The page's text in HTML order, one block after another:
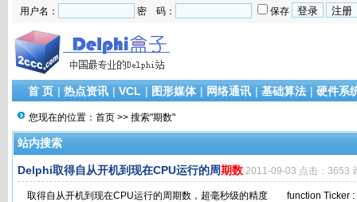
用户名： 密 码： 保存
首 页 | 热点资讯 | VCL | 图形媒体 | 网络通讯 | 基础算法 | 硬件系
您现在的位置： 首页 >> 搜索"期数"
站内搜索
Delphi取得自从开机到现在CPU运行的周期数 2011-09-03 点击：3653
取得自从开机到现在CPU运行的周期数，超毫秒级的精度 function